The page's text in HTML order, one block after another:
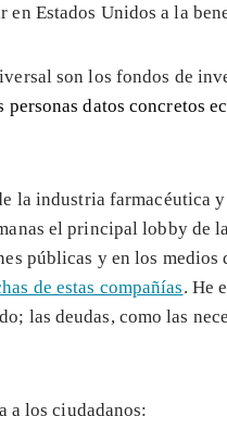
Estados Unidos a la
son los fondos de
personas datos concretos
la industria farmacéutica
el principal lobby de
públicas y en los medios
de estas compañías. He
las deudas, como las
a los ciudadanos: